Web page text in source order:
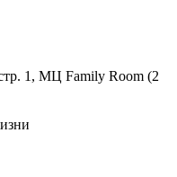
1, МЦ Family Room (2